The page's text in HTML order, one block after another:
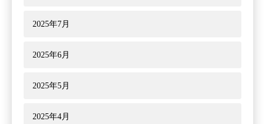
2025年7月
2025年6月
2025年5月
2025年4月